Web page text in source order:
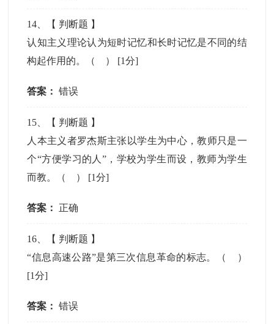
14 、【 判断题 】
认知主义理论认为短时记忆和长时记忆是不同的结
构起作用的。（ ） [1分]
答案： 错误
15 、【 判断题 】
人本主义者罗杰斯主张以学生为中心，教师只是一
个“方便学习的人”，学校为学生而设，教师为学生
而教。（ ） [1分]
答案： 正确
16 、【 判断题 】
“信息高速公路”是第三次信息革命的标志。（ ）
[1分]
答案： 错误